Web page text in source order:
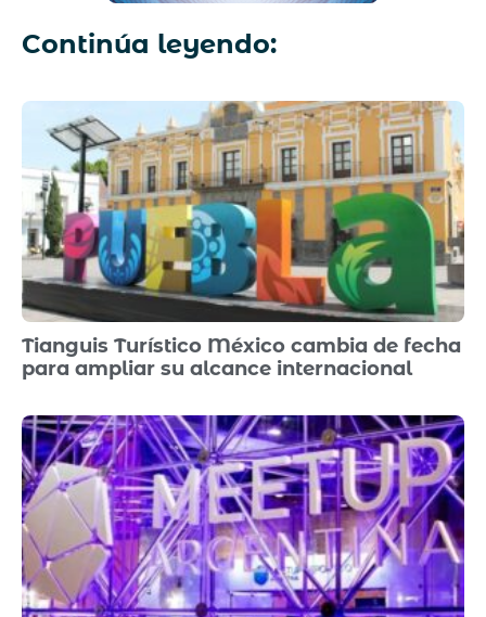
Continúa leyendo:
Tianguis Turístico México cambia de fecha
para ampliar su alcance internacional